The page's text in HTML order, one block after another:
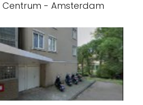
Centrum - Amsterdam